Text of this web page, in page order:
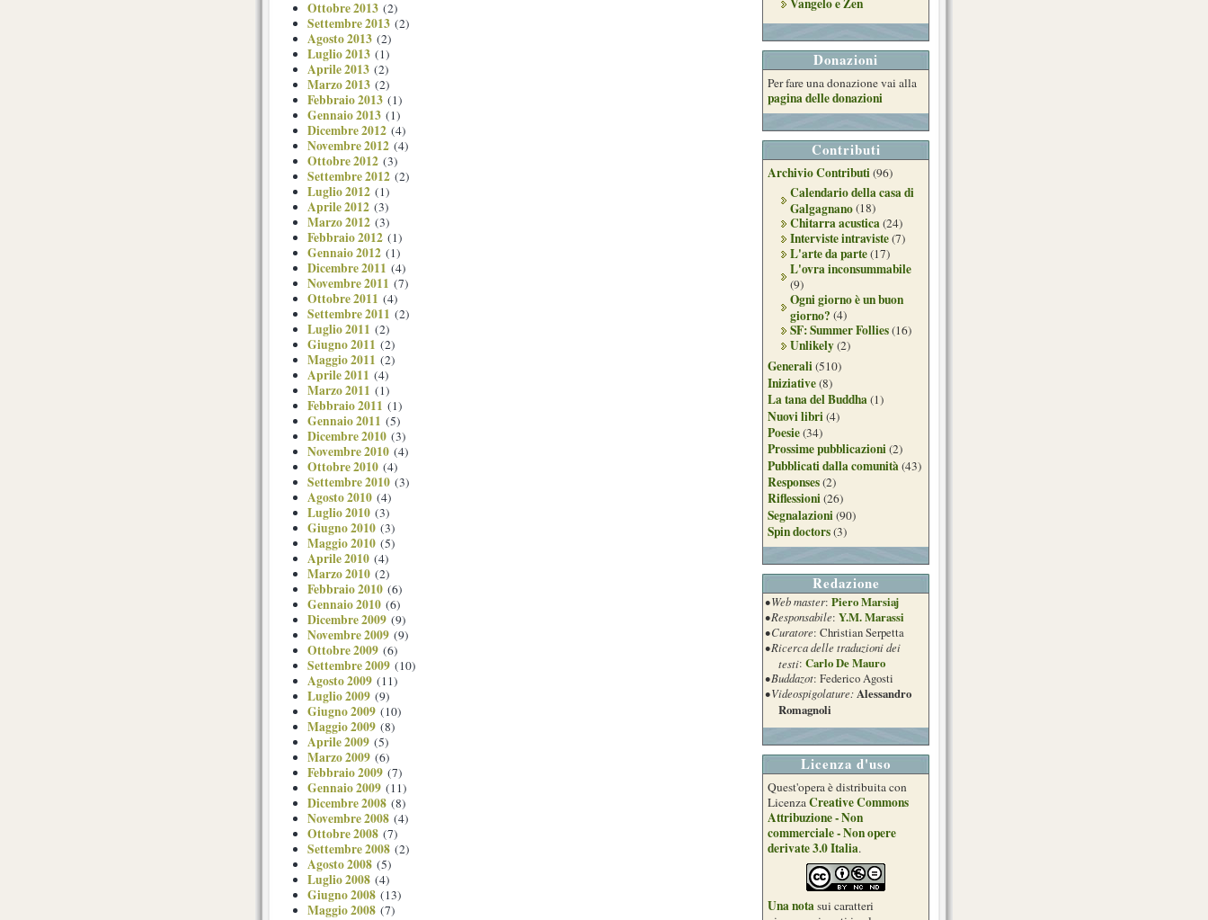
Donazioni
Per fare una donazione vai alla
pagina delle donazioni
Contributi
Archivio Contributi(96)
Calendario della casa di
Galgagnano(18)
Chitarra acustica(24)
Interviste intraviste(7)
L'arte da parte(17)
L'ovra inconsummabile
(9)
Ogni giorno è un buon
giorno? (4)
SF: Summer Follies(16)
Unlikely(2)
Generali(510)
Iniziative(8)
La tana del Buddha(1)
Nuovi libri(4)
Poesie(34)
Prossime pubblicazioni(2)
Pubblicati dalla comunità(43)
Responses(2)
Riflessioni(26)
Segnalazioni(90)
Spin doctors(3)
Redazione
• Web master: Piero Marsiaj
• Responsabile: Y.M. Marassi
• Curatore: Christian Serpetta
• Ricerca delle traduzioni dei
testi: Carlo De Mauro
• Buddazot: Federico Agosti
• Videospigolature:Alessandro
Romagnoli
Licenza d'uso
Quest'opera è distribuita con
LicenzaCreative Commons
Attribuzione - Non
commerciale - Non opere
derivate 3.0 Italia.
Una notasui caratteri
Ottobre 2013 (2)
Settembre 2013 (2)
Agosto 2013 (2)
Luglio 2013 (1)
Aprile 2013 (2)
Marzo 2013 (2)
Febbraio 2013 (1)
Gennaio 2013 (1)
Dicembre 2012 (4)
Novembre 2012 (4)
Ottobre 2012 (3)
Settembre 2012 (2)
Luglio 2012 (1)
Aprile 2012 (3)
Marzo 2012 (3)
Febbraio 2012 (1)
Gennaio 2012 (1)
Dicembre 2011 (4)
Novembre 2011 (7)
Ottobre 2011 (4)
Settembre 2011 (2)
Luglio 2011 (2)
Giugno 2011 (2)
Maggio 2011 (2)
Aprile 2011 (4)
Marzo 2011 (1)
Febbraio 2011 (1)
Gennaio 2011 (5)
Dicembre 2010 (3)
Novembre 2010 (4)
Ottobre 2010 (4)
Settembre 2010 (3)
Agosto 2010 (4)
Luglio 2010 (3)
Giugno 2010 (3)
Maggio 2010 (5)
Aprile 2010 (4)
Marzo 2010 (2)
Febbraio 2010 (6)
Gennaio 2010 (6)
Dicembre 2009 (9)
Novembre 2009 (9)
Ottobre 2009 (6)
Settembre 2009 (10)
Agosto 2009 (11)
Luglio 2009 (9)
Giugno 2009 (10)
Maggio 2009 (8)
Aprile 2009 (5)
Marzo 2009 (6)
Febbraio 2009 (7)
Gennaio 2009 (11)
Dicembre 2008 (8)
Novembre 2008 (4)
Ottobre 2008 (7)
Settembre 2008 (2)
Agosto 2008 (5)
Luglio 2008 (4)
Giugno 2008 (13)
Maggio 2008 (7)